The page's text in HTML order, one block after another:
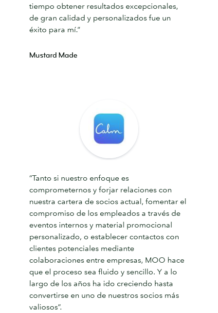
tiempo obtener resultados excepcionales,
de gran calidad y personalizados fue un
éxito para mí.”
​​​​​​​Mustard Made
“Tanto si nuestro enfoque es
comprometernos y forjar relaciones con
nuestra cartera de socios actual, fomentar el
compromiso de los empleados a través de
eventos internos y material promocional
personalizado, o establecer contactos con
clientes potenciales mediante
colaboraciones entre empresas, MOO hace
que el proceso sea fluido y sencillo. Y a lo
largo de los años ha ido creciendo hasta
convertirse en uno de nuestros socios más
valiosos”.